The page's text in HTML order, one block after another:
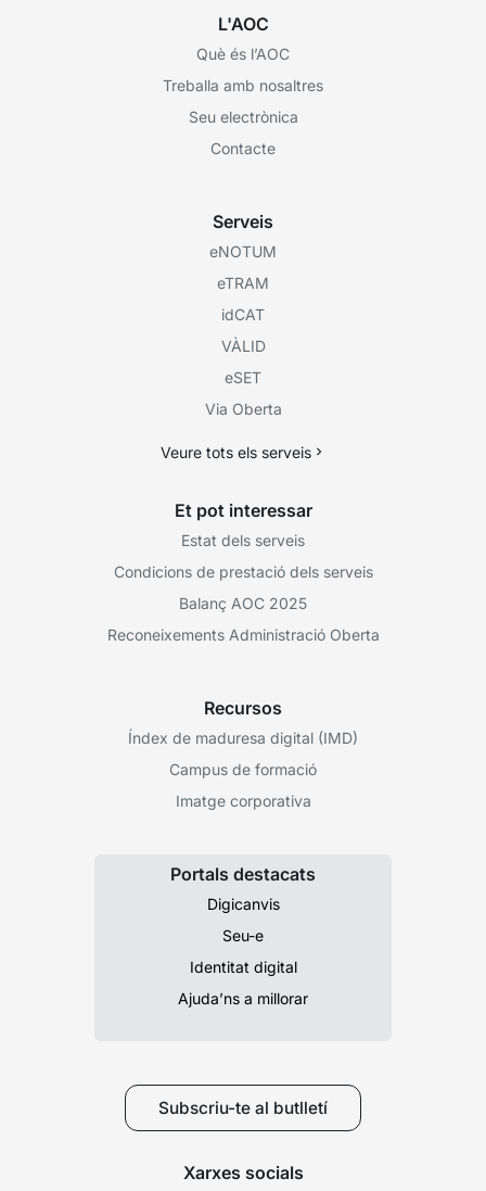
L'AOC
Què és l’AOC
Treballa amb nosaltres
Seu electrònica
Contacte
Serveis
eNOTUM
eTRAM
idCAT
VÀLID
eSET
Via Oberta
Veure tots els serveis
Et pot interessar
Estat dels serveis
Condicions de prestació dels serveis
Balanç AOC 2025
Reconeixements Administració Oberta
Recursos
Índex de maduresa digital (IMD)
Campus de formació
Imatge corporativa
Portals destacats
Digicanvis
Seu-e
Identitat digital
Ajuda’ns a millorar
Subscriu-te al butlletí
Xarxes socials